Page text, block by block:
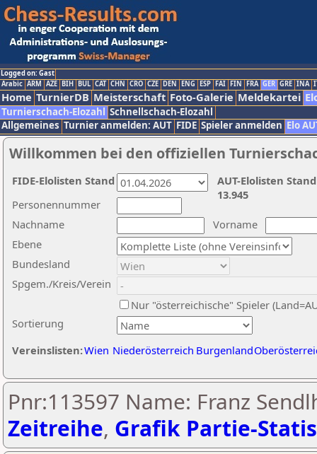
Logged on: Gast
Arabic ARM AZE BIH BUL CAT CHN CRO CZE DEN ENG ESP FAI FIN FRA GER GRE INA
Home TurnierDB Meisterschaft Foto-Galerie Meldekartei
Turnierschach-Elozahl Schnellschach-Elozahl
Allgemeines Turnier anmelden: AUT FIDE Spieler anmelden Elo
Willkommen bei den offiziellen
Nachname
Vorname
Ebene
Sortierung
Personennummer
Bundesland
Spgem./Kreis/Verein
Nur "österreichische" Spieler
Vereinslisten:Wien Niederösterreich Burgenland
AUT-Elolisten
13.945
FIDE-Elolisten Stand
Pnr:113597 Name: Franz
Zeitreihe, Grafik Partie-